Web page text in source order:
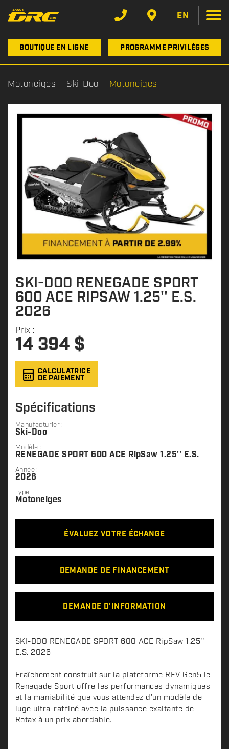
EN
BOUTIQUE EN LIGNE PROGRAMME PRIVILÈGES
Motoneiges Ski-Doo Motoneiges
SKI-DOO RENEGADE SPORT
600 ACE RIPSAW 1.25'' E.S.
2026
Prix :
14 394 $
CALCULATRICE
DE PAIEMENT
Spécifications
Manufacturier :
Ski-Doo
Modèle :
RENEGADE SPORT 600 ACE RipSaw 1.25'' E.S.
Année :
2026
Type :
Motoneiges
ÉVALUEZ VOTRE ÉCHANGE
DEMANDE DE FINANCEMENT
DEMANDE D'INFORMATION
D
e
c
r
i
p
t
SKI-DOO RENEGADE SPORT 600 ACE RipSaw 1.25''
E.S. 2026
Fraîchement construit sur la plateforme REV Gen5 le
Renegade Sport offre les performances dynamiques
et la maniabilité que vous attendez d'un modèle de
luge ultra-raffiné avec la puissance exaltante de
Rotax à un prix abordable.